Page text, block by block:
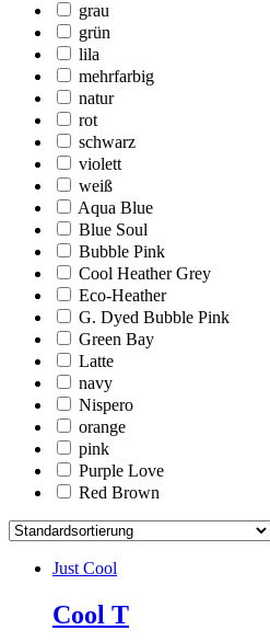
grau
grün
lila
mehrfarbig
natur
rot
schwarz
violett
weiß
Aqua Blue
Blue Soul
Bubble Pink
Cool Heather Grey
Eco-Heather
G. Dyed Bubble Pink
Green Bay
Latte
navy
Nispero
orange
pink
Purple Love
Red Brown
Just Cool
Cool T